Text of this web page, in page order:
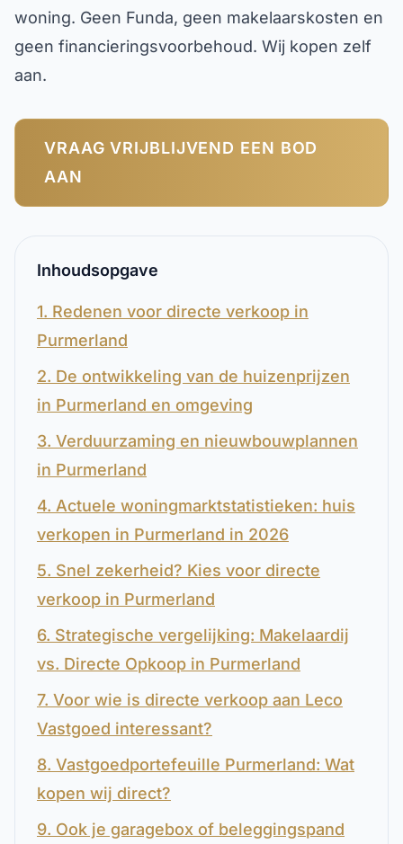
woning. Geen Funda, geen makelaarskosten en
geen financieringsvoorbehoud. Wij kopen zelf
aan.
VRAAG VRIJBLIJVEND EEN BOD
AAN
Inhoudsopgave
1. Redenen voor directe verkoop in
Purmerland
2. De ontwikkeling van de huizenprijzen
in Purmerland en omgeving
3. Verduurzaming en nieuwbouwplannen
in Purmerland
4. Actuele woningmarktstatistieken: huis
verkopen in Purmerland in 2026
5. Snel zekerheid? Kies voor directe
verkoop in Purmerland
6. Strategische vergelijking: Makelaardij
vs. Directe Opkoop in Purmerland
7. Voor wie is directe verkoop aan Leco
Vastgoed interessant?
8. Vastgoedportefeuille Purmerland: Wat
kopen wij direct?
9. Ook je garagebox of beleggingspand